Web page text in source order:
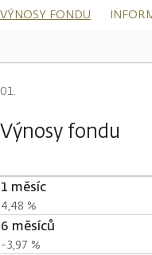
VÝNOSY FONDU
Výnosy fondu
1 měsíc
4,48 %
6 měsíců
-3,97 %